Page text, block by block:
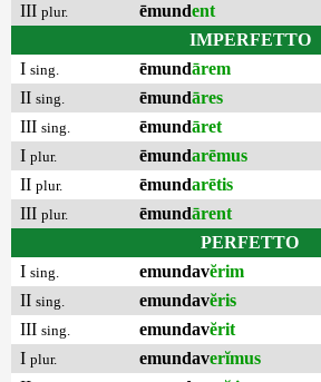
III plur. ēmundent
IMPERFETTO
I sing. ēmundārem
II sing. ēmundāres
III sing. ēmundāret
I plur. ēmundarēmus
II plur. ēmundarētis
III plur. ēmundārent
PERFETTO
I sing. emundavĕrim
II sing. emundavĕris
III sing. emundavĕrit
I plur. emundaverĭmus